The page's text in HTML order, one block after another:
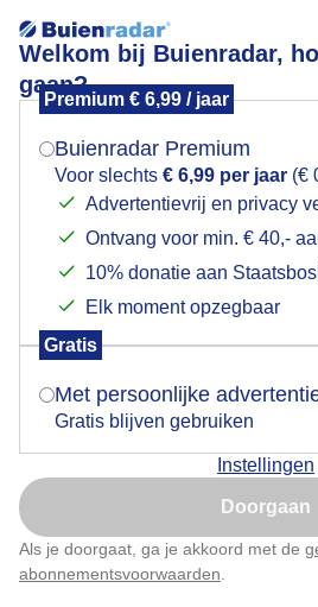
Welkom bij Buienradar,
gaan?
Premium € 6,99 / jaar
Buienradar Premium
Voor slechts € 6,99 per jaar (€
Advertentievrij en privacy
Ontvang voor min. € 40,-
10% donatie aan
Elk moment opzegbaar
Gratis
Met persoonlijke
Gratis blijven gebruiken
Instellingen
Doorgaan
Als je doorgaat, ga je akkoord met de
abonnementsvoorwaarden
Weerfoto
Klaprozen Blauwe lucht
Bailey Natuur
Mogen we je locatie
Indien je hier nog geen
verschijnt er zo een pop-up
Is goed, toon de
Nu niet,
Klik hierom dit aan